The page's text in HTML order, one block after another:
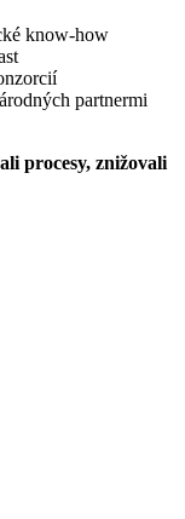
know-how
partnermi
procesy, znižovali